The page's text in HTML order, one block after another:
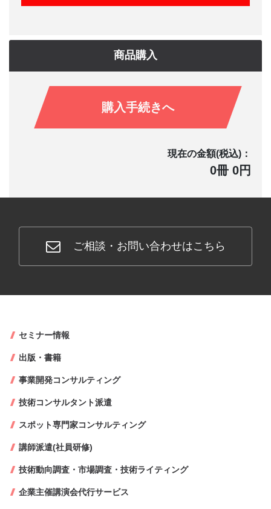
商品購入
購入手続きへ
現在の金額(税込)：
0冊 0円
ご相談・お問い合わせはこちら
セミナー情報
出版・書籍
事業開発コンサルティング
技術コンサルタント派遣
スポット専門家コンサルティング
講師派遣(社員研修)
技術動向調査・市場調査・技術ライティング
企業主催講演会代行サービス